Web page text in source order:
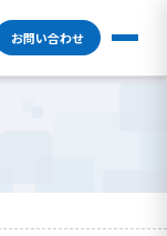
お問い合わせ